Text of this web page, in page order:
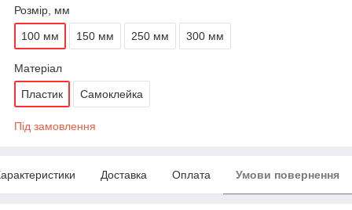
Розмір, мм
100 мм 150 мм 250 мм 300 мм
Матеріал
Пластик Самоклейка
Під замовлення
Доставка Оплата Умови повернення